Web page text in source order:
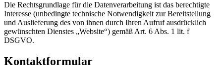
Die Rechtsgrundlage für die Datenverarbeitung ist das berechtigte
Interesse (unbedingte technische Notwendigkeit zur Bereitstellung
und Auslieferung des von ihnen durch Ihren Aufruf ausdrücklich
gewünschten Dienstes „Website“) gemäß Art. 6 Abs. 1 lit. f
DSGVO.
Kontaktformular